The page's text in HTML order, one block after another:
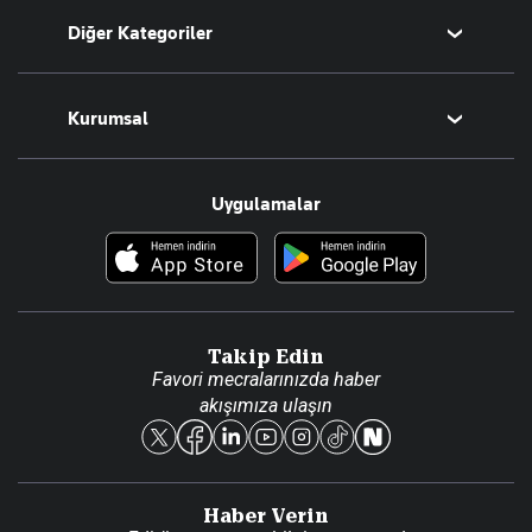
Tüm Yazarlar
Diğer Kategoriler
Magazin
Teknoloji
Resmî Ilanlar
Foto Haber
Kurumsal
Hakkımızda
Künye
Reklam Ver
Uygulamalar
Takip Edin
Favori mecralarınızda haber
akışımıza ulaşın
Haber Verin